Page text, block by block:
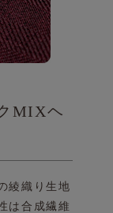
MIXヘ
綾織り生地
は合成繊維